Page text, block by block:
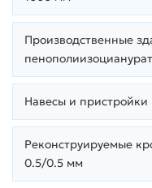
Производственные
Навесы и
Реконструируемые
0.5/0.5 мм